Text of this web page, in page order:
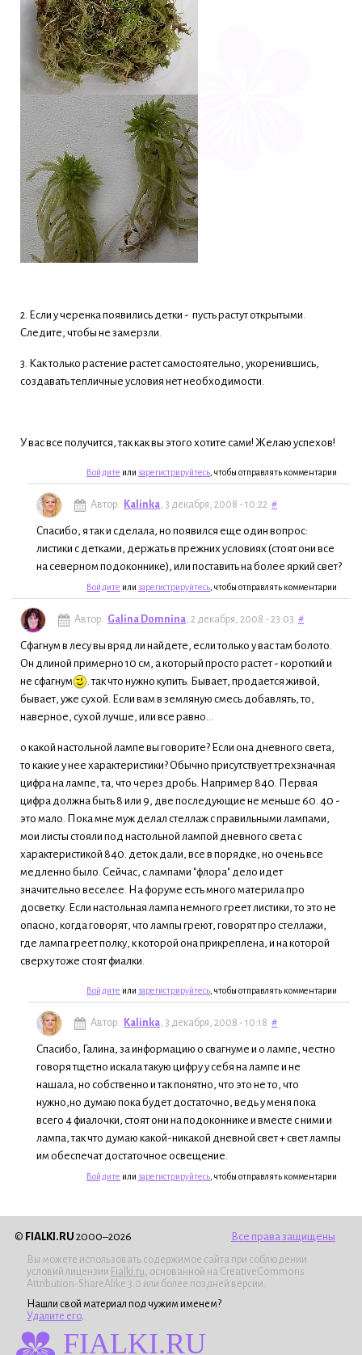
2. Если у черенка появились детки - пусть растут открытыми.
Следите, чтобы не замерзли.
3. Как только растение растет самостоятельно, укоренившись,
создавать тепличные условия нет необходимости.
У вас все получится, так как вы этого хотите сами! Желаю успехов!
Войдите или зарегистрируйтесь , чтобы отправлять комментарии
Автор: Kalinka, 3 декабря, 2008 - 10:22 #
Спасибо, я так и сделала, но появился еще один вопрос:
листики с детками, держать в прежних условиях (стоят они все
на северном подоконнике), или поставить на более яркий свет?
Войдите или зарегистрируйтесь , чтобы отправлять комментарии
Автор: Galina Domnina, 2 декабря, 2008 - 23:03 #
Сфагнум в лесу вы вряд ли найдете, если только у вас там болото.
Он длиной примерно 10 см, а который просто растет - короткий и
не сфагнум
. так что нужно купить. Бывает, продается живой,
бывает, уже сухой. Если вам в земляную смесь добавлять, то,
наверное, сухой лучше, или все равно...
о какой настольной лампе вы говорите? Если она дневного света,
то какие у нее характеристики? Обычно присутствует трехзначная
цифра на лампе, та, что через дробь. Например 840. Первая
цифра должна быть 8 или 9, две последующие не меньше 60. 40 -
это мало. Пока мне муж делал стеллаж с правильными лампами,
мои листы стояли под настольной лампой дневного света с
характеристикой 840. деток дали, все в порядке, но очень все
медленно было. Сейчас, с лампами "флора" дело идет
значительно веселее. На форуме есть много материла про
досветку. Если настольная лампа немного греет листики, то это не
опасно, когда говорят, что лампы греют, говорят про стеллажи,
где лампа греет полку, к которой она прикреплена, и на которой
сверху тоже стоят фиалки.
Войдите или зарегистрируйтесь , чтобы отправлять комментарии
Автор: Kalinka, 3 декабря, 2008 - 10:18 #
Спасибо, Галина, за информацию о свагнуме и о лампе, честно
говоря тщетно искала такую цифру у себя на лампе и не
нашала, но собственно и так понятно, что это не то, что
нужно,но думаю пока будет достаточно, ведь у меня пока
всего 4 фиалочки, стоят они на подоконнике и вместе с ними и
лампа, так что думаю какой-никакой дневной свет + свет лампы
им обеспечат достаточное освещение.
Войдите или зарегистрируйтесь , чтобы отправлять комментарии
© FIALKI.RU 2000–2026 Все права защищены
Вы можете использовать содержимое сайта при соблюдении
условий лицензии Fialki.ru , основанной на CreativeCommons
Attribution-ShareAlike 3.0 или более поздней версии.
Нашли свой материал под чужим именем?
Удалите его
FIALKI.RU